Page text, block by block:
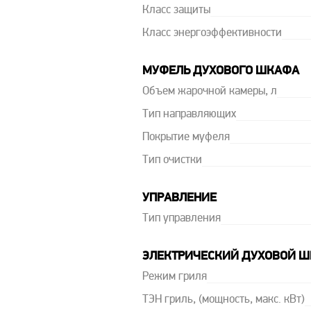
Класс защиты
Класс энергоэффективности
МУФЕЛЬ ДУХОВОГО ШКАФА
Объем жарочной камеры, л
Тип направляющих
Покрытие муфеля
Тип очистки
УПРАВЛЕНИЕ
Тип управления
ЭЛЕКТРИЧЕСКИЙ ДУХОВОЙ
Режим гриля
ТЭН гриль, (мощность, макс. кВт)